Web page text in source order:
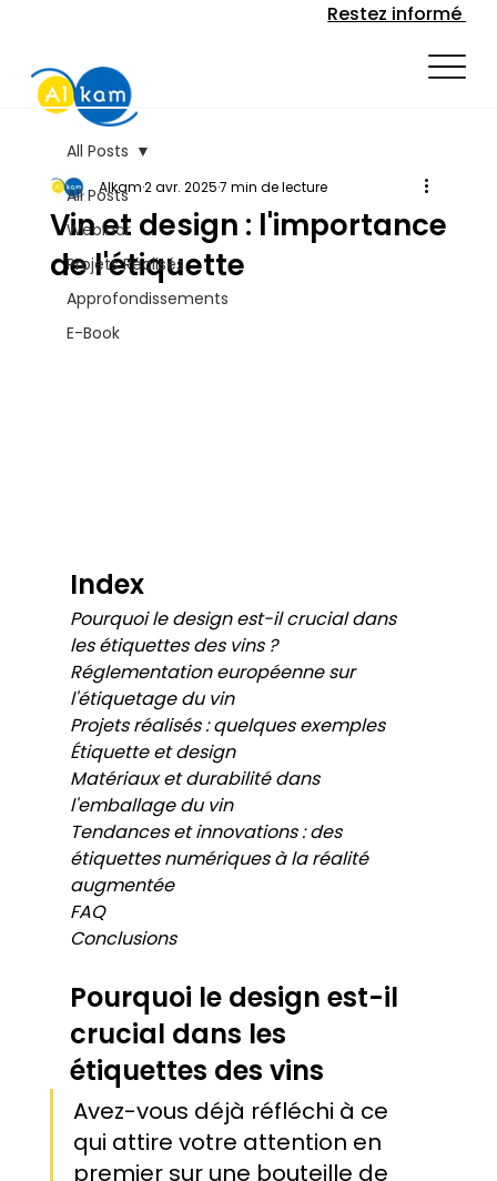
Restez informé
All Posts
Webinar
Projets Réalisés
Approfondissements
E-Book
All Posts
Vin et design : l'importance
de l'étiquette
Alkam2 avr. 20257 min de lecture
Index
Pourquoi le design est-il crucial dans
les étiquettes des vins ?
Réglementation européenne sur
l'étiquetage du vin
Projets réalisés : quelques exemples
Étiquette et design
Matériaux et durabilité dans
l'emballage du vin
Tendances et innovations : des
étiquettes numériques à la réalité
augmentée
FAQ
Conclusions
Pourquoi le design est-il
crucial dans les
étiquettes des vins
Avez-vous déjà réfléchi à ce
qui attire votre attention en
premier sur une bouteille de